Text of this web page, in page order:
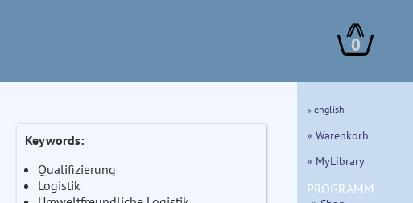
0
Keywords:
Qualifizierung
Logistik
» english
» Warenkorb
» MyLibrary
PROGRAMM